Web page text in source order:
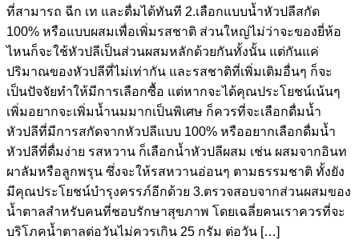
ที่สามารถ ฉีก เท และดื่มได้ทันที 2.เลือกแบบน้ำหัวปลีสกัด
100% หรือแบบผสมเพื่อเพิ่มรสชาติ ส่วนใหญ่ไม่ว่าจะของยี่ห้อ
ไหนก็จะใช้หัวปลีเป็นส่วนผสมหลักด้วยกันทั้งนั้น แต่กันแค่
ปริมาณของหัวปลีที่ไม่เท่ากัน และรสชาติที่เพิ่มเติมอื่นๆ ก็จะ
เป็นปัจจัยทำให้มีการเลือกซื้อ แต่หากจะได้คุณประโยชน์เน้นๆ
เพิ่มอยากจะเพิ่มน้ำนมมากเป็นพิเศษ ก็ควรที่จะเลือกดื่มน้ำ
หัวปลีที่มีการสกัดจากหัวปลีแบบ 100% หรืออยากเลือกดื่มน้ำ
หัวปลีที่ดื่มง่าย รสหวาน ก็เลือกน้ำหัวปลีผสม เช่น ผสมจากอินท
ผาลัมหรือลูกพรุน ซึ่งจะให้รสหวานอ่อนๆ ตามธรรมชาติ ทั้งยัง
มีคุณประโยชน์บำรุงครรภ์อีกด้วย 3.ตรวจสอบจากส่วนผสมของ
น้ำตาลสำหรับคนที่ชอบรักษาสุขภาพ โดยเฉลี่ยคนเราควรที่จะ
บริโภคน้ำตาลต่อวันไม่ควรเกิน 25 กรัม ต่อวัน […]